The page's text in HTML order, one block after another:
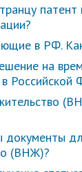
в РФ.
на
Российской
(ВНЖ)?